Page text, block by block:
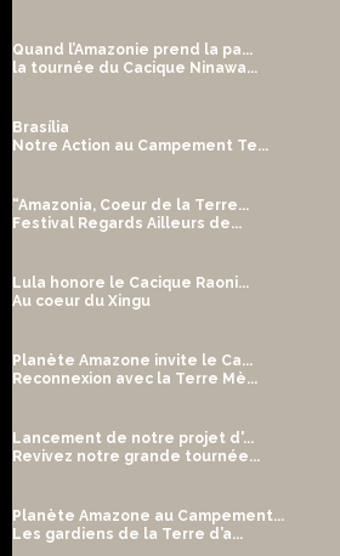
Quand l’Amazonie prend la pa...
la tournée du Cacique Ninawa...
Brasília
Notre Action au Campement Te...
“Amazonia, Coeur de la Terre...
Festival Regards Ailleurs de...
Lula honore le Cacique Raoni...
Au coeur du Xingu
Planète Amazone invite le Ca...
Reconnexion avec la Terre Mè...
Lancement de notre projet d'...
Revivez notre grande tournée...
Planète Amazone au Campement...
Les gardiens de la Terre d’a...